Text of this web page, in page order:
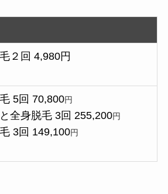
２回 4,980円
5回 70,800円
全身脱毛 3回 255,200円
3回 149,100円